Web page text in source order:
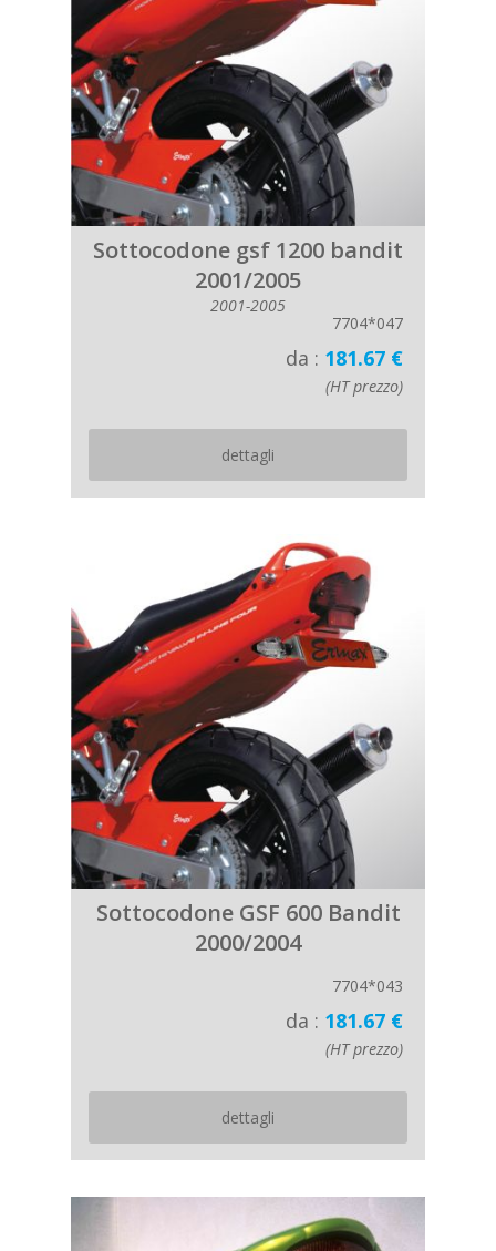
Sottocodone gsf 1200 bandit
2001/2005
2001-2005
7704*047
da : 181.67 €
(HT prezzo)
dettagli
Sottocodone GSF 600 Bandit
2000/2004
7704*043
da : 181.67 €
(HT prezzo)
dettagli